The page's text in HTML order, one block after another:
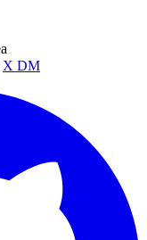
X DM